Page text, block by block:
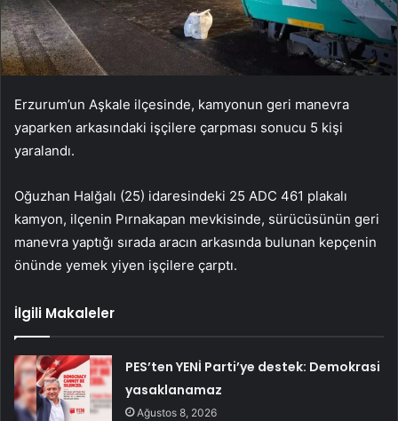
Erzurum’un Aşkale ilçesinde, kamyonun geri manevra
yaparken arkasındaki işçilere çarpması sonucu 5 kişi
yaralandı.
Oğuzhan Halğalı (25) idaresindeki 25 ADC 461 plakalı
kamyon, ilçenin Pırnakapan mevkisinde, sürücüsünün geri
manevra yaptığı sırada aracın arkasında bulunan kepçenin
önünde yemek yiyen işçilere çarptı.
İlgili Makaleler
PES’ten YENİ Parti’ye destek: Demokrasi
yasaklanamaz
Ağustos 8, 2026